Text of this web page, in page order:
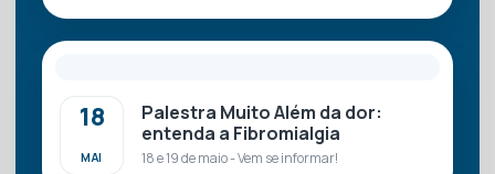
18
MAI
Palestra Muito Além da dor:
entenda a Fibromialgia
18 e 19 de maio - Vem se informar!